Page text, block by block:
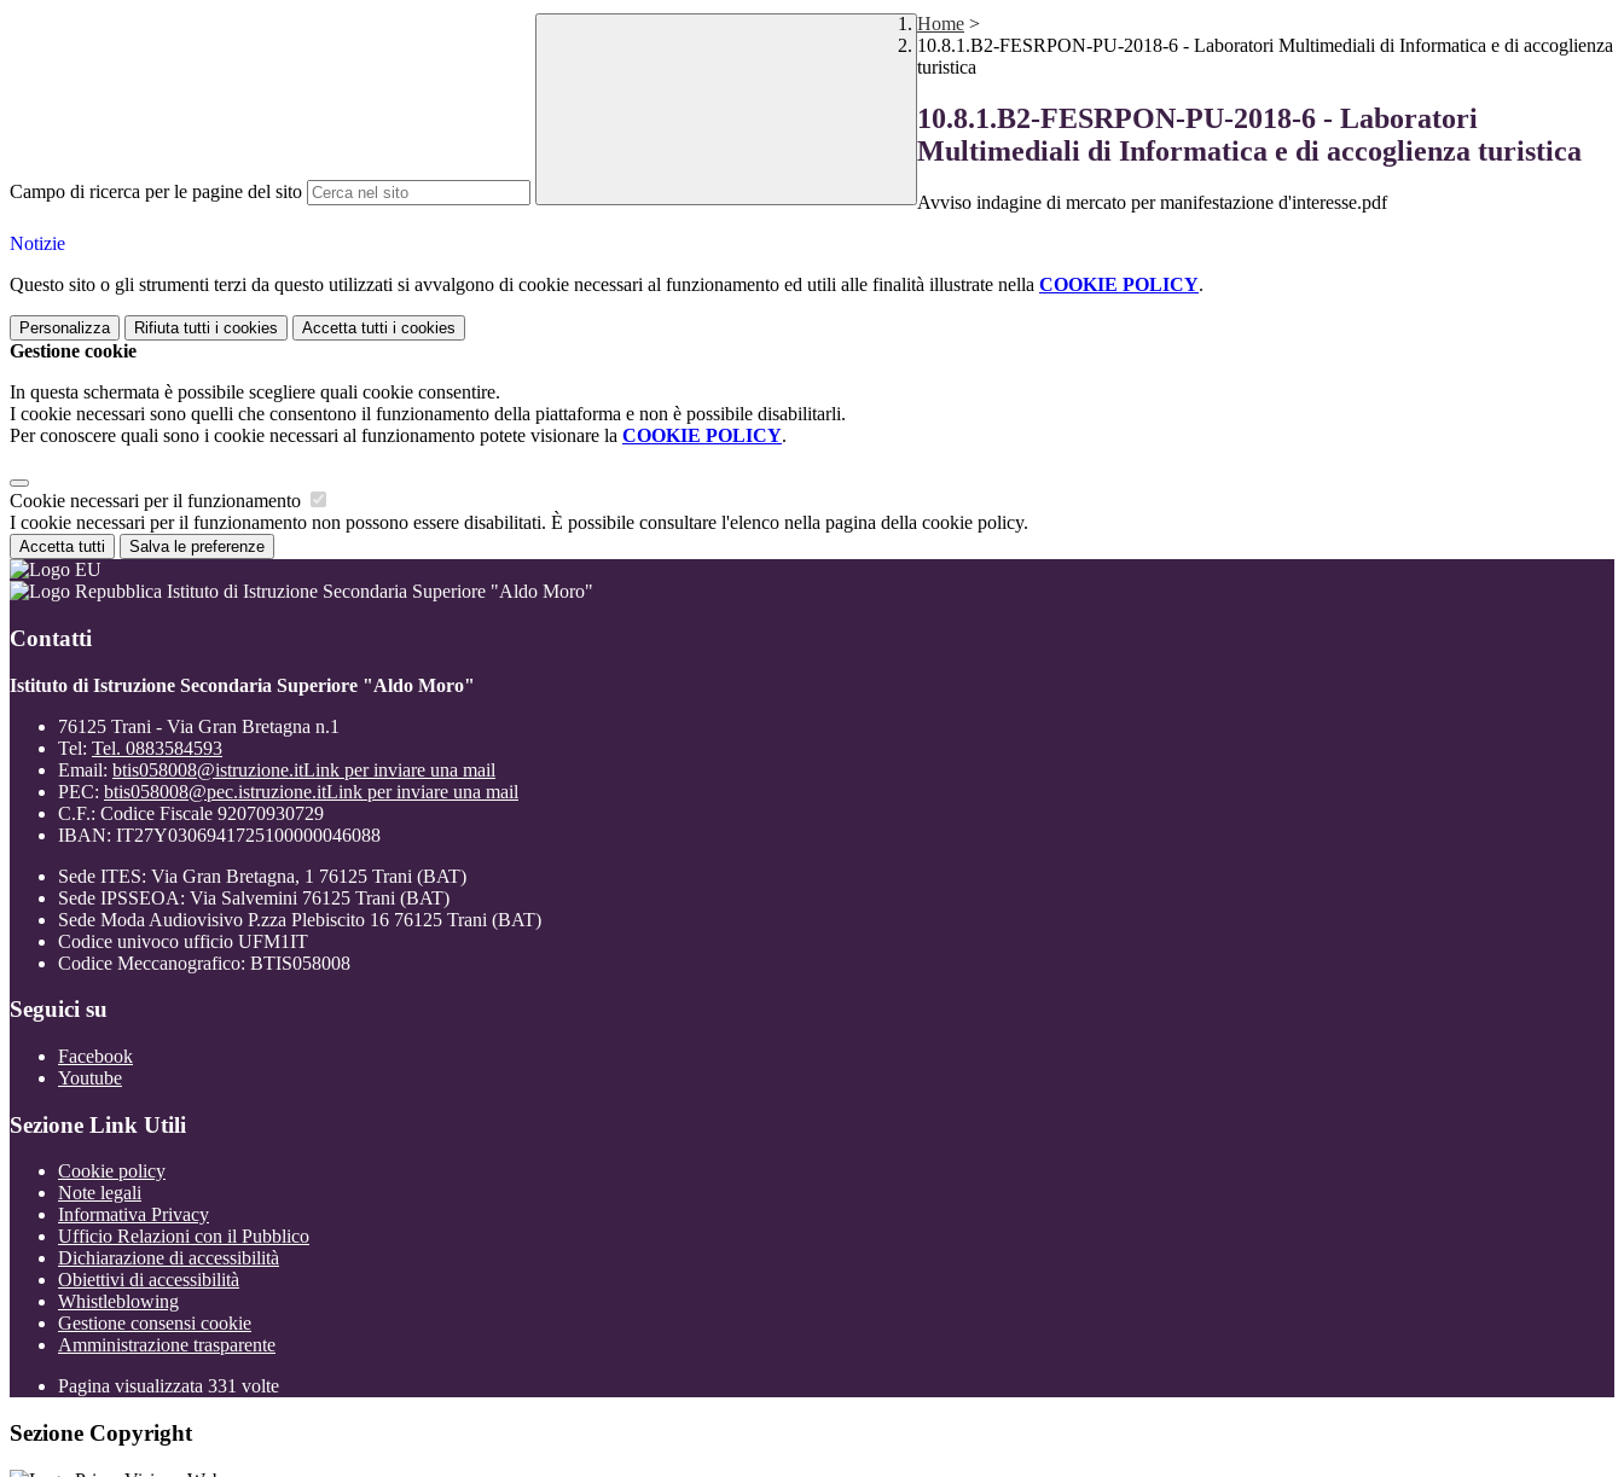
Campo di ricerca per le pagine del sito
Home >
10.8.1.B2-FESRPON-PU-2018-6 - Laboratori Multimediali di Informatica e di accoglienza
turistica
10.8.1.B2-FESRPON-PU-2018-6 - Laboratori
Multimediali di Informatica e di accoglienza turistica
Avviso indagine di mercato per manifestazione d'interesse.pdf
Notizie
Questo sito o gli strumenti terzi da questo utilizzati si avvalgono di cookie necessari al funzionamento ed utili alle finalità illustrate nella COOKIE POLICY.
Personalizza Rifiuta tutti i cookies Accetta tutti i cookies
Gestione cookie
In questa schermata è possibile scegliere quali cookie consentire.
I cookie necessari sono quelli che consentono il funzionamento della piattaforma e non è possibile disabilitarli.
Per conoscere quali sono i cookie necessari al funzionamento potete visionare la COOKIE POLICY.
Cookie necessari per il funzionamento
I cookie necessari per il funzionamento non possono essere disabilitati. È possibile consultare l'elenco nella pagina della cookie policy.
Accetta tutti Salva le preferenze
Istituto di Istruzione Secondaria Superiore "Aldo Moro"
Contatti
Istituto di Istruzione Secondaria Superiore "Aldo Moro"
76125 Trani - Via Gran Bretagna n.1
Tel: Tel. 0883584593
Email: btis058008@istruzione.itLink per inviare una mail
PEC: btis058008@pec.istruzione.itLink per inviare una mail
C.F.: Codice Fiscale 92070930729
IBAN: IT27Y0306941725100000046088
Sede ITES: Via Gran Bretagna, 1 76125 Trani (BAT)
Sede IPSSEOA: Via Salvemini 76125 Trani (BAT)
Sede Moda Audiovisivo P.zza Plebiscito 16 76125 Trani (BAT)
Codice univoco ufficio UFM1IT
Codice Meccanografico: BTIS058008
Seguici su
Facebook
Youtube
Sezione Link Utili
Cookie policy
Note legali
Informativa Privacy
Ufficio Relazioni con il Pubblico
Dichiarazione di accessibilità
Obiettivi di accessibilità
Whistleblowing
Gestione consensi cookie
Amministrazione trasparente
Pagina visualizzata 331 volte
Sezione Copyright